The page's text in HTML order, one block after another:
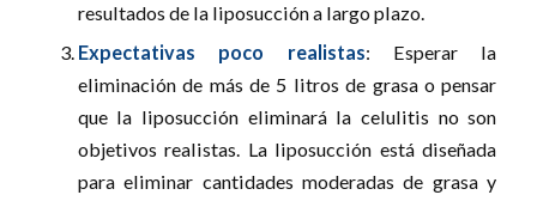
resultados de la liposucción a largo plazo.
Expectativas poco realistas: Esperar la
eliminación de más de 5 litros de grasa o pensar
que la liposucción eliminará la celulitis no son
objetivos realistas. La liposucción está diseñada
para eliminar cantidades moderadas de grasa y